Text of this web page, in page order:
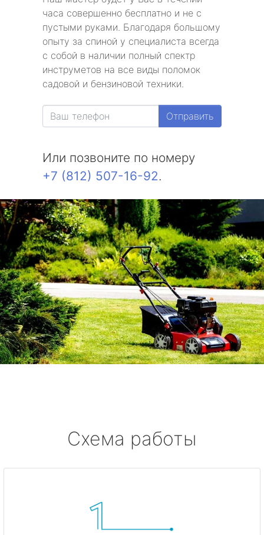
часа совершенно бесплатно и не с
пустыми руками. Благодаря большому
опыту за спиной у специалиста всегда
с собой в наличии полный спектр
инструметов на все виды поломок
садовой и бензиновой техники.
Отправить
Или позвоните по номеру
+7 (812) 507-16-92.
Схема работы